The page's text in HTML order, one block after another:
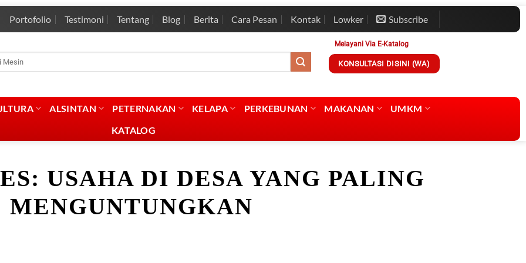
Portofolio Testimoni Tentang Blog Berita Cara Pesan Kontak Lowker Subscribe
Melayani Via E-Katalog
KONSULTASI DISINI (WA)
ALSINTAN PETERNAKAN KELAPA PERKEBUNAN MAKANAN
UMKM
KATALOG
USAHA DI DESA YANG PALING
MENGUNTUNGKAN